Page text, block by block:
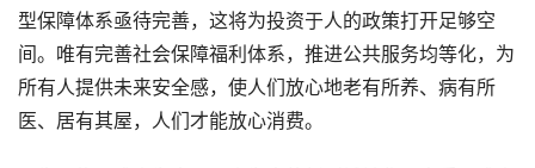
型保障体系亟待完善，这将为投资于人的政策打开足够空
间。唯有完善社会保障福利体系，推进公共服务均等化，为
所有人提供未来安全感，使人们放心地老有所养、病有所
医、居有其屋，人们才能放心消费。